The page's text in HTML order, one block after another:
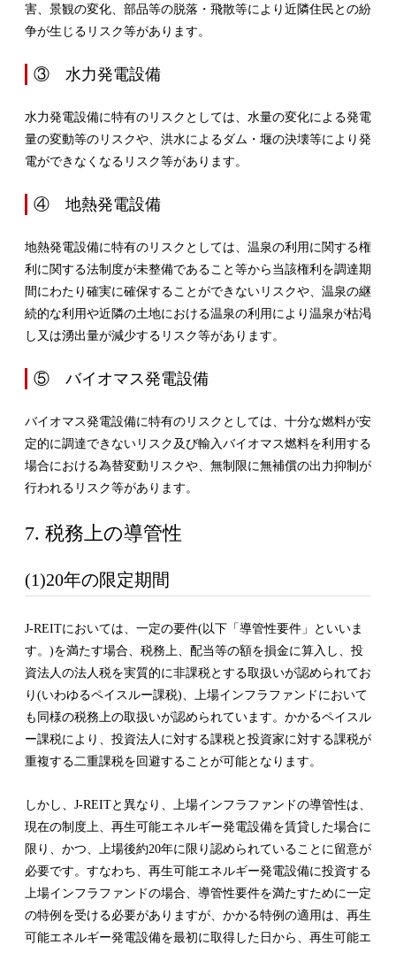
害、景観の変化、部品等の脱落・飛散等により近隣住民との紛
争が生じるリスク等があります。
③ 水力発電設備
水力発電設備に特有のリスクとしては、水量の変化による発電
量の変動等のリスクや、洪水によるダム・堰の決壊等により発
電ができなくなるリスク等があります。
④ 地熱発電設備
地熱発電設備に特有のリスクとしては、温泉の利用に関する権
利に関する法制度が未整備であること等から当該権利を調達期
間にわたり確実に確保することができないリスクや、温泉の継
続的な利用や近隣の土地における温泉の利用により温泉が枯渇
し又は湧出量が減少するリスク等があります。
⑤ バイオマス発電設備
バイオマス発電設備に特有のリスクとしては、十分な燃料が安
定的に調達できないリスク及び輸入バイオマス燃料を利用する
場合における為替変動リスクや、無制限に無補償の出力抑制が
行われるリスク等があります。
7. 税務上の導管性
(1)20年の限定期間
J-REITにおいては、一定の要件(以下「導管性要件」といいま
す。)を満たす場合、税務上、配当等の額を損金に算入し、投
資法人の法人税を実質的に非課税とする取扱いが認められてお
り(いわゆるペイスルー課税)、上場インフラファンドにおいて
も同様の税務上の取扱いが認められています。かかるペイスル
ー課税により、投資法人に対する課税と投資家に対する課税が
重複する二重課税を回避することが可能となります。
しかし、J-REITと異なり、上場インフラファンドの導管性は、
現在の制度上、再生可能エネルギー発電設備を賃貸した場合に
限り、かつ、上場後約20年に限り認められていることに留意が
必要です。すなわち、再生可能エネルギー発電設備に投資する
上場インフラファンドの場合、導管性要件を満たすために一定
の特例を受ける必要がありますが、かかる特例の適用は、再生
可能エネルギー発電設備を最初に取得した日から、再生可能エ